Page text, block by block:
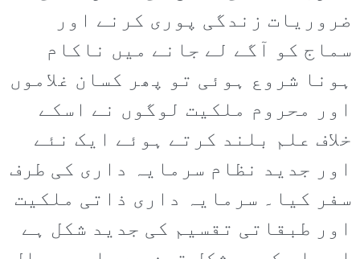
ضروریات زندگی پوری کرنے اور
سماج کو آگے لے جانے میں ناکام
ہونا شروع ہوئی تو پھر کسان غلاموں
اور محروم ملکیت لوگوں نے اسکے
خلاف علم بلند کرتے ہوئے ایک نئے
اور جدید نظام سرمایہ داری کی طرف
سفر کیا۔ سرمایہ داری ذاتی ملکیت
اور طبقاتی تقسیم کی جدید شکل ہے